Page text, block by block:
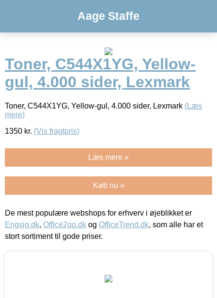
Aage Staffe
Toner, C544X1YG, Yellow-
gul, 4.000 sider, Lexmark
Toner, C544X1YG, Yellow-gul, 4.000 sider, Lexmark (Læs
mere)
1350 kr. (Vis fragtpris)
Læs mere »
Køb nu »
De mest populære webshops for erhverv i øjeblikket er
Engsig.dk, Office2go.dk og OfficeTrend.dk, som alle har et
stort sortiment til gode priser.